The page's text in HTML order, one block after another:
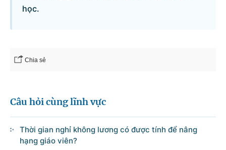
© CỔNG THÔNG TIN ĐIỆN TỬ CHÍNH PHỦ
Tổng Giám đốc: Nguyễn Hồng Sâm
Trụ sở: 16 Lê Hồng Phong - Ba Đình - Hà Nội.
học.
Chia sẻ
Câu hỏi cùng lĩnh vực
Thời gian nghỉ không lương có được tính để nâng
hạng giáo viên?